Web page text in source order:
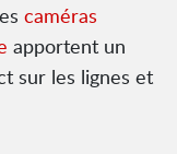
caméras
apportent un
sur les lignes et